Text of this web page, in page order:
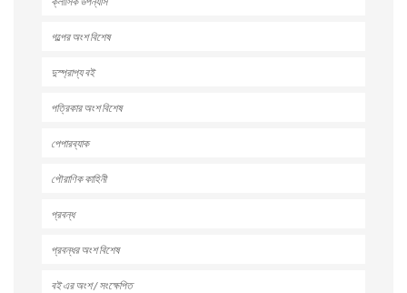
গল্পের অংশ বিশেষ
দুস্প্রাপ্য বই
পত্রিকার অংশ বিশেষ
পেপারব্যাক
পৌরাণিক কাহিনী
প্রবন্ধ
প্রবন্ধর অংশ বিশেষ
বই এর অংশ / সংক্ষেপিত